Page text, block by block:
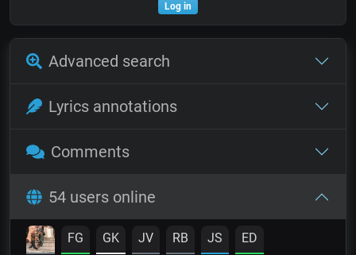
Log in
Advanced search
Lyrics annotations
Comments
54 users online
FG GK JV RB JS ED